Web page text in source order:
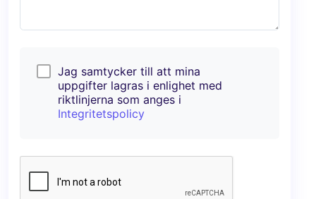
Jag samtycker till att mina
uppgifter lagras i enlighet med
riktlinjerna som anges i
Integritetspolicy